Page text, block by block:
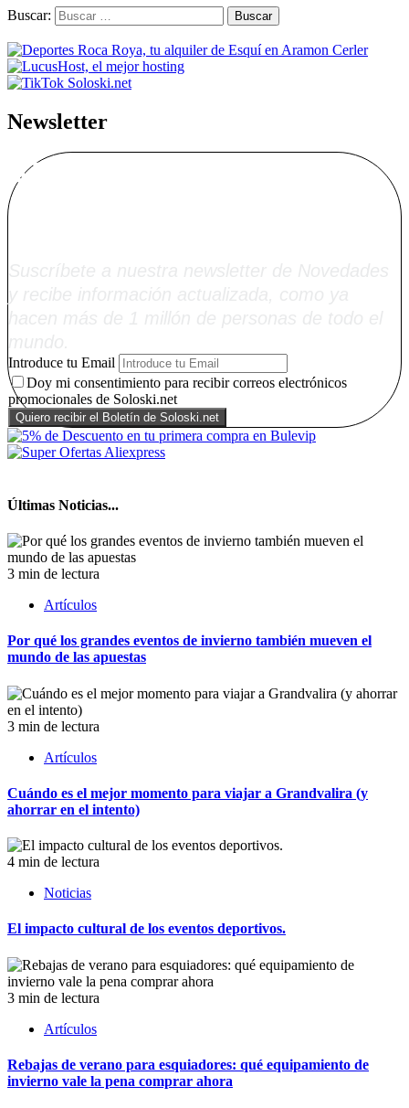
Buscar:
Newsletter
Alta Boletín
Introduce tu Email
Doy mi consentimiento para recibir correos electrónicos
promocionales de Soloski.net
Últimas Noticias...
3 min de lectura
Artículos
Por qué los grandes eventos de invierno también mueven el
mundo de las apuestas
3 min de lectura
Artículos
Cuándo es el mejor momento para viajar a Grandvalira (y
ahorrar en el intento)
4 min de lectura
Noticias
El impacto cultural de los eventos deportivos.
3 min de lectura
Artículos
Rebajas de verano para esquiadores: qué equipamiento de
invierno vale la pena comprar ahora